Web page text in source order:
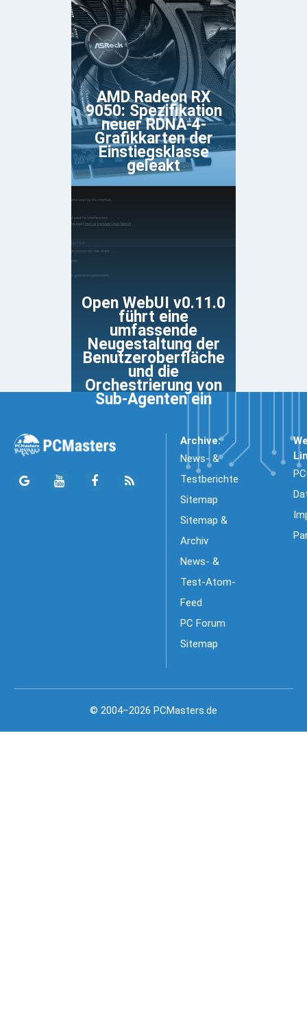
AMD Radeon RX
9050: Spezifikation
neuer RDNA-4-
Grafikkarten der
Einstiegsklasse
geleakt
Open WebUI v0.11.0
führt eine
umfassende
Neugestaltung der
Benutzeroberfläche
und die
Orchestrierung von
Sub-Agenten ein
Archive:
News- &
Testberichte
Sitemap
Sitemap &
Archiv
News- &
Test-Atom-
Feed
PC Forum
Sitemap
© 2004–2026 PCMasters.de